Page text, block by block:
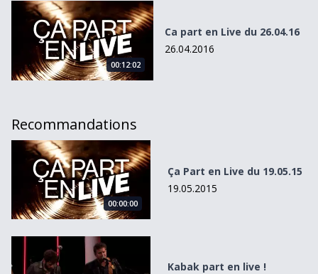
Ca part en Live du 26.04.16
00:12:02
Ca part en Live du 26.04.16
26.04.2016
Recommandations
Ça Part en Live du 19.05.15
00:00:00
Ça Part en Live du 19.05.15
19.05.2015
Kabak part en live !
Kabak part en live !